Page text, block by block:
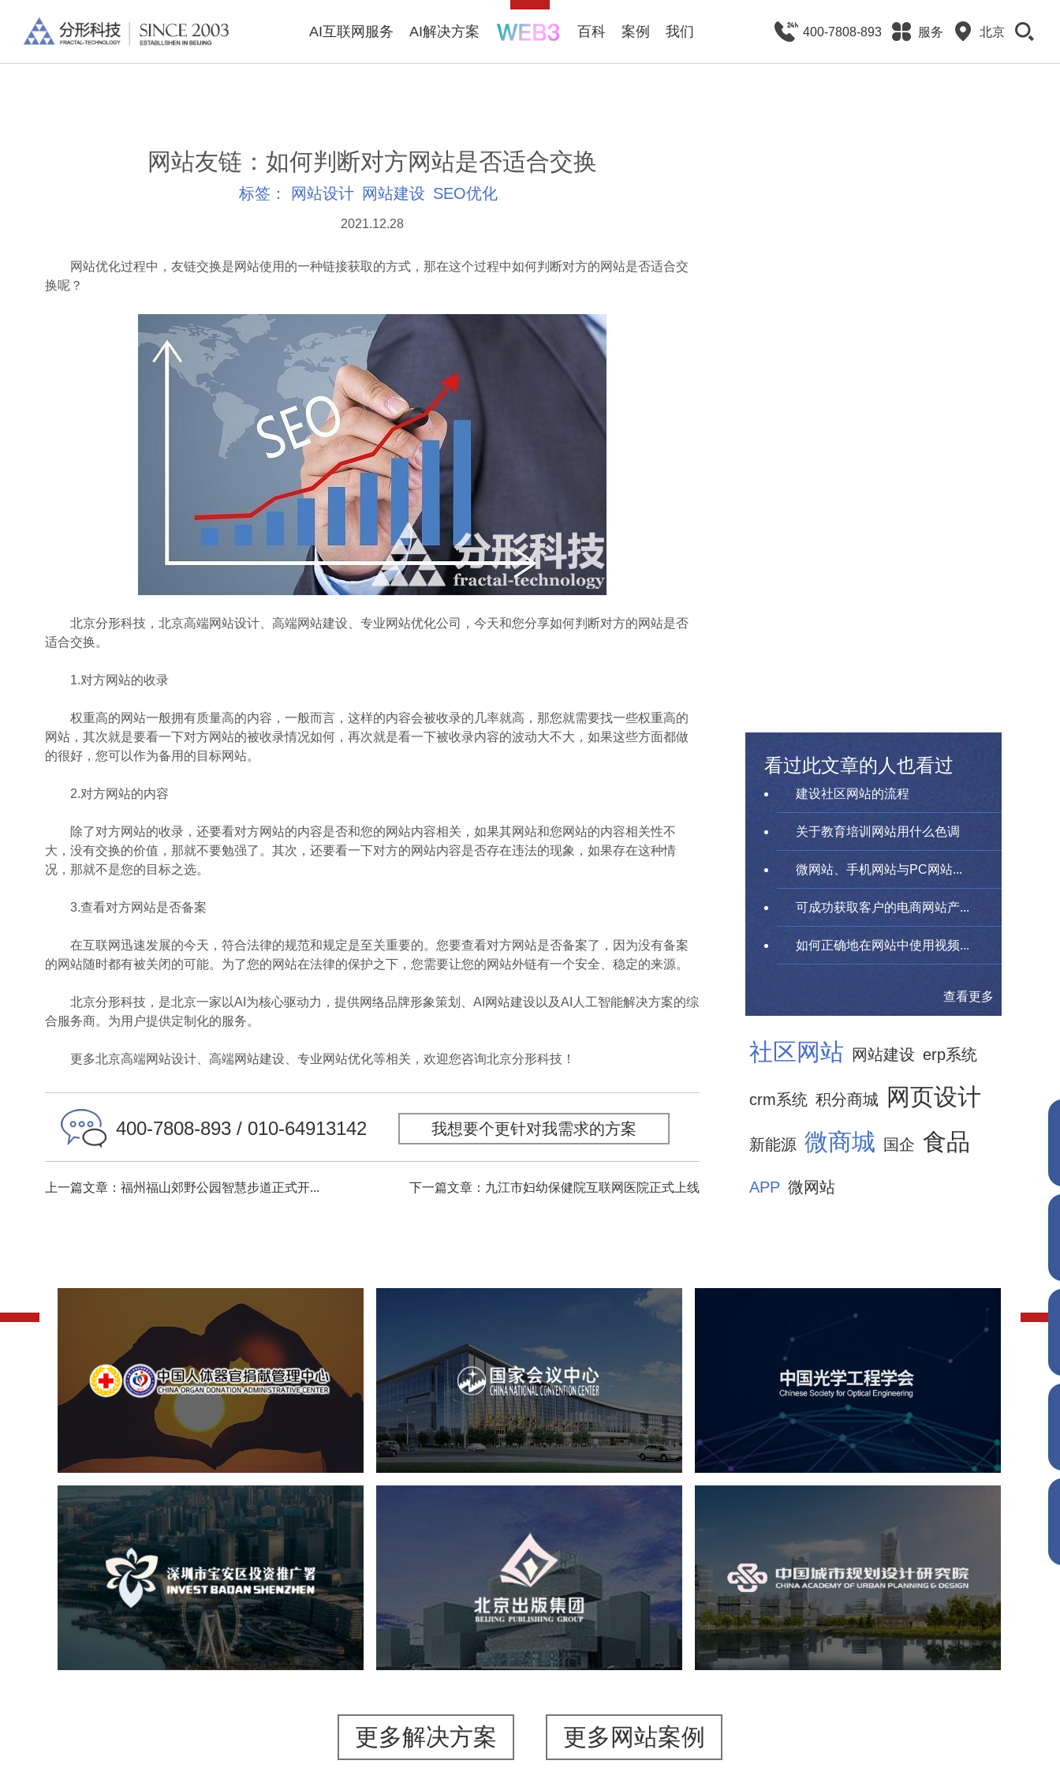
AI互联网服务 AI解决方案 百科 案例 我们 400-7808-893 服务 北京
网站友链：如何判断对方网站是否适合交换
标签： 网站设计 网站建设 SEO优化
2021.12.28
网站优化过程中，友链交换是网站使用的一种链接获取的方式，那在这个过程中如何判断对方的网站是否适合交
换呢？
北京分形科技，北京高端网站设计、高端网站建设、专业网站优化公司，今天和您分享如何判断对方的网站是否
适合交换。
1.对方网站的收录
权重高的网站一般拥有质量高的内容，一般而言，这样的内容会被收录的几率就高，那您就需要找一些权重高的
网站，其次就是要看一下对方网站的被收录情况如何，再次就是看一下被收录内容的波动大不大，如果这些方面都做
的很好，您可以作为备用的目标网站。
2.对方网站的内容
除了对方网站的收录，还要看对方网站的内容是否和您的网站内容相关，如果其网站和您网站的内容相关性不
大，没有交换的价值，那就不要勉强了。其次，还要看一下对方的网站内容是否存在违法的现象，如果存在这种情
况，那就不是您的目标之选。
3.查看对方网站是否备案
在互联网迅速发展的今天，符合法律的规范和规定是至关重要的。您要查看对方网站是否备案了，因为没有备案
的网站随时都有被关闭的可能。为了您的网站在法律的保护之下，您需要让您的网站外链有一个安全、稳定的来源。
北京分形科技，是北京一家以AI为核心驱动力，提供网络品牌形象策划、AI网站建设以及AI人工智能解决方案的综
合服务商。为用户提供定制化的服务。
更多北京高端网站设计、高端网站建设、专业网站优化等相关，欢迎您咨询北京分形科技！
400-7808-893 / 010-64913142 我想要个更针对我需求的方案
上一篇文章：福州福山郊野公园智慧步道正式开... 下一篇文章：九江市妇幼保健院互联网医院正式上线
看过此文章的人也看过
建设社区网站的流程
关于教育培训网站用什么色调
微网站、手机网站与PC网站...
可成功获取客户的电商网站产...
如何正确地在网站中使用视频...
查看更多
社区网站 网站建设 erp系统
crm系统 积分商城 网页设计
新能源 微商城 国企 食品
APP 微网站
中国人体器官捐献管理中心
国企 品牌官网
网站设计
国家会议中心
服务行业 专业服务 网站建设 网站设计
中国光学工程学会
机构组织 国企 品牌官网
网站建设
网站设计
深圳市宝安区投资推广署
机构组织 国企 品牌官网
网站建设
网站设计
北京出版集团
文化艺术 集团官网 品牌官网
集团网站建设公司
网站建设 网站设计
中国城市规划设计研究院
机构组织 国企 品牌官网
网站建设
网站设计
更多解决方案 更多网站案例